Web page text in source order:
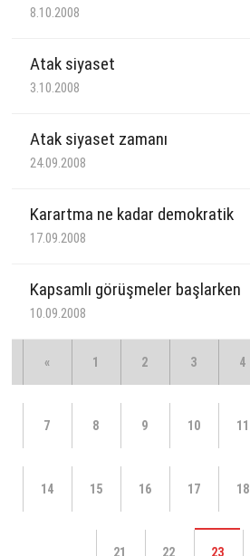
8.10.2008
Atak siyaset
3.10.2008
Atak siyaset zamanı
24.09.2008
Karartma ne kadar demokratik
17.09.2008
Kapsamlı görüşmeler başlarken
10.09.2008
« 1 2 3 4
7 8 9 10 11
14 15 16 17 18
21 22 23